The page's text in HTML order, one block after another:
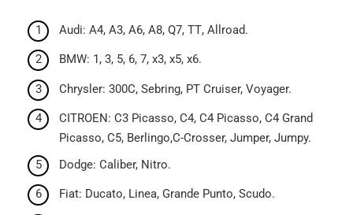
Audi: А4, А3, А6, А8, Q7, ТТ, Allroad.
BMW: 1, 3, 5, 6, 7, х3, х5, х6.
Chrysler: 300C, Sebring, PT Cruiser, Voyager.
CITROEN: C3 Picasso, C4, C4 Picasso, C4 Grand
Picasso, C5, Berlingo,C-Crosser, Jumper, Jumpy.
Dodge: Caliber, Nitro.
Fiat: Ducato, Linea, Grande Punto, Scudo.